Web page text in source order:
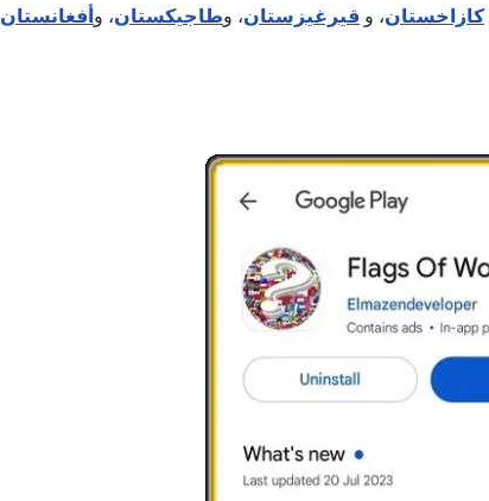
كازاخستان، و قيرغيزستان، وطاجيكستان، و أفغانستان